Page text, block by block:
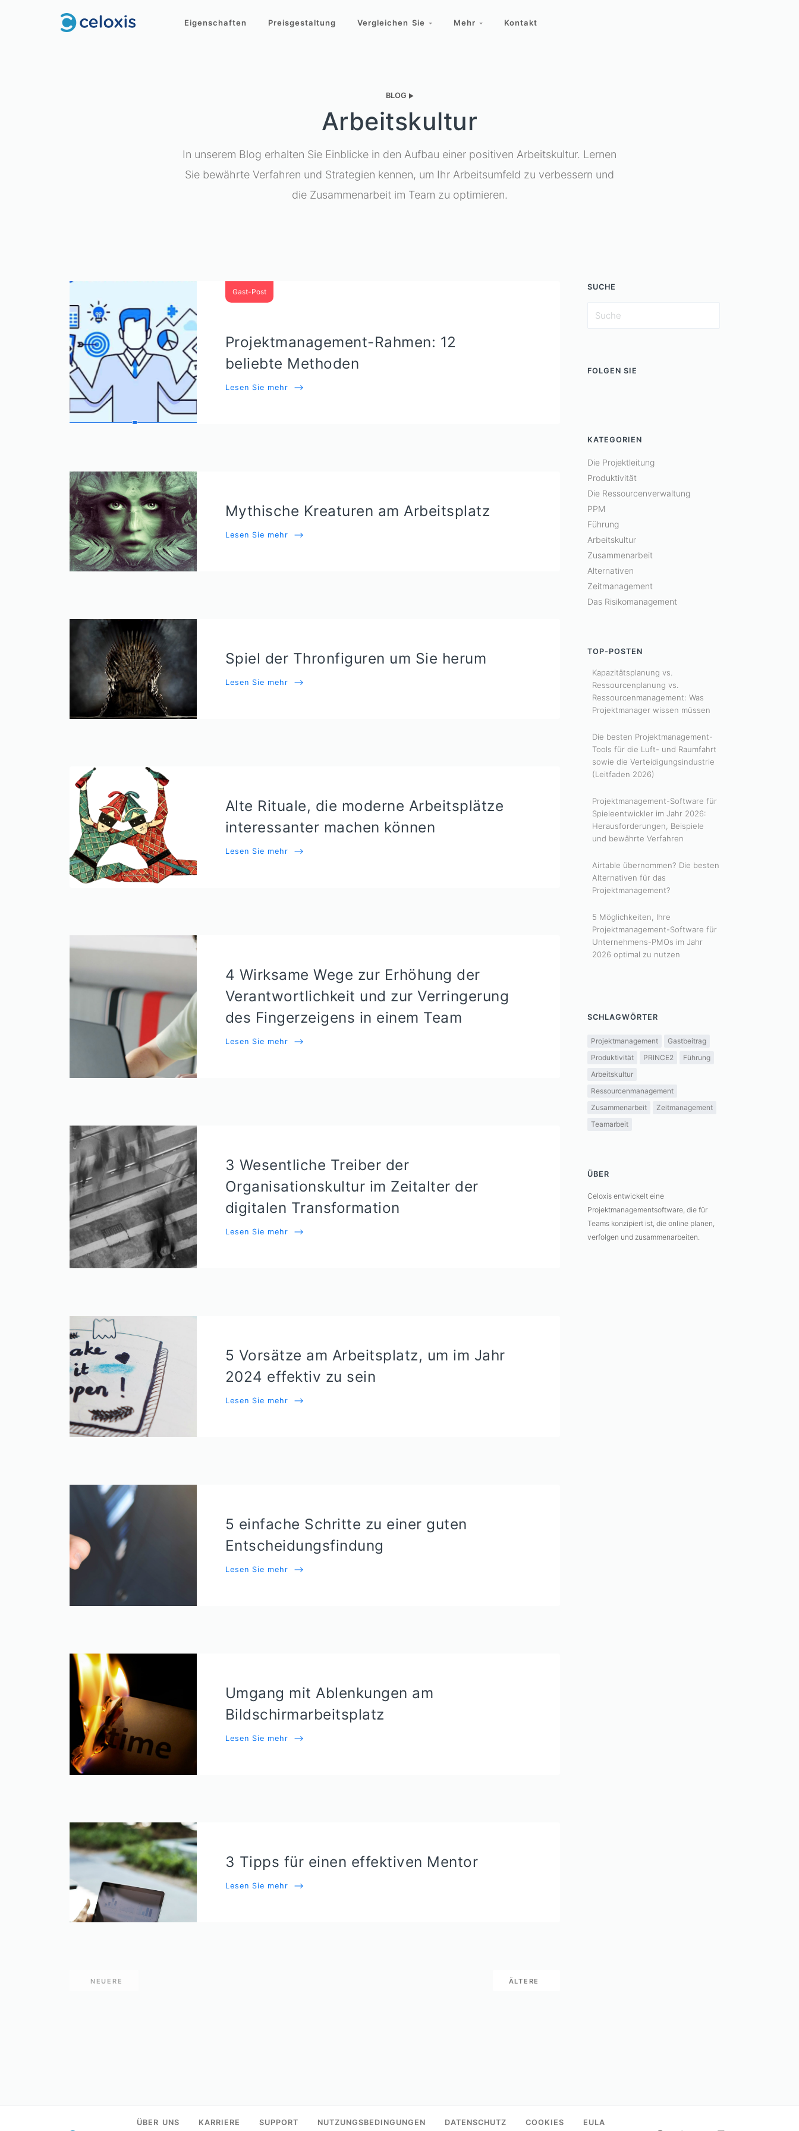
Eigenschaften Preisgestaltung Vergleichen Sie Mehr Kontakt
BLOG ►
Arbeitskultur
In unserem Blog erhalten Sie Einblicke in den Aufbau einer positiven Arbeitskultur. Lernen
Sie bewährte Verfahren und Strategien kennen, um Ihr Arbeitsumfeld zu verbessern und
die Zusammenarbeit im Team zu optimieren.
Gast-Post
Projektmanagement-Rahmen: 12
beliebte Methoden
Lesen Sie mehr ⟶
Mythische Kreaturen am Arbeitsplatz
Lesen Sie mehr ⟶
Spiel der Thronfiguren um Sie herum
Lesen Sie mehr ⟶
Alte Rituale, die moderne Arbeitsplätze
interessanter machen können
Lesen Sie mehr ⟶
4 Wirksame Wege zur Erhöhung der
Verantwortlichkeit und zur Verringerung
des Fingerzeigens in einem Team
Lesen Sie mehr ⟶
3 Wesentliche Treiber der
Organisationskultur im Zeitalter der
digitalen Transformation
Lesen Sie mehr ⟶
5 Vorsätze am Arbeitsplatz, um im Jahr
2024 effektiv zu sein
Lesen Sie mehr ⟶
5 einfache Schritte zu einer guten
Entscheidungsfindung
Lesen Sie mehr ⟶
Umgang mit Ablenkungen am
Bildschirmarbeitsplatz
Lesen Sie mehr ⟶
3 Tipps für einen effektiven Mentor
Lesen Sie mehr ⟶
NEUERE ÄLTERE
SUCHE
FOLGEN SIE
KATEGORIEN
Die Projektleitung
Produktivität
Die Ressourcenverwaltung
PPM
Führung
Arbeitskultur
Zusammenarbeit
Alternativen
Zeitmanagement
Das Risikomanagement
TOP-POSTEN
Kapazitätsplanung vs.
Ressourcenplanung vs.
Ressourcenmanagement: Was
Projektmanager wissen müssen
Die besten Projektmanagement-
Tools für die Luft- und Raumfahrt
sowie die Verteidigungsindustrie
(Leitfaden 2026)
Projektmanagement-Software für
Spieleentwickler im Jahr 2026:
Herausforderungen, Beispiele
und bewährte Verfahren
Airtable übernommen? Die besten
Alternativen für das
Projektmanagement?
5 Möglichkeiten, Ihre
Projektmanagement-Software für
Unternehmens-PMOs im Jahr
2026 optimal zu nutzen
SCHLAGWÖRTER
Projektmanagement
Gastbeitrag
Produktivität
PRINCE2
Führung
Arbeitskultur
Ressourcenmanagement
Zusammenarbeit
Zeitmanagement
Teamarbeit
ÜBER
Celoxis entwickelt eine
Projektmanagementsoftware, die für
Teams konzipiert ist, die online planen,
verfolgen und zusammenarbeiten.
ÜBER UNS KARRIERE SUPPORT NUTZUNGSBEDINGUNGEN DATENSCHUTZ COOKIES EULA